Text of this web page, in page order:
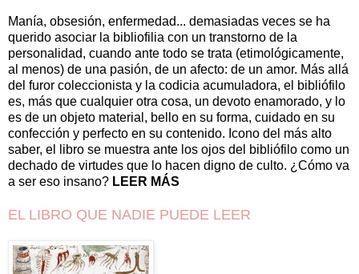
Manía, obsesión, enfermedad... demasiadas veces se ha
querido asociar la bibliofilia con un transtorno de la
personalidad, cuando ante todo se trata (etimológicamente,
al menos) de una pasión, de un afecto: de un amor. Más allá
del furor coleccionista y la codicia acumuladora, el bibliófilo
es, más que cualquier otra cosa, un devoto enamorado, y lo
es de un objeto material, bello en su forma, cuidado en su
confección y perfecto en su contenido. Icono del más alto
saber, el libro se muestra ante los ojos del bibliófilo como un
dechado de virtudes que lo hacen digno de culto. ¿Cómo va
a ser eso insano? LEER MÁS
EL LIBRO QUE NADIE PUEDE LEER